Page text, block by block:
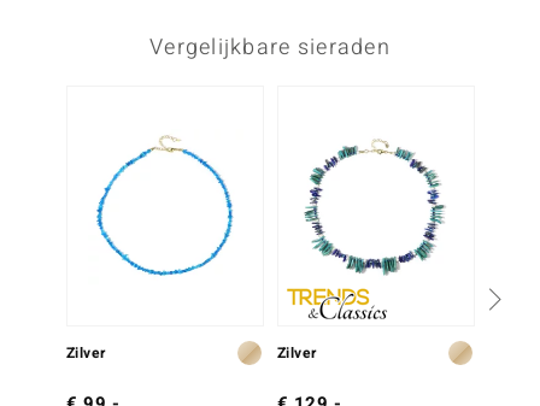
Collection
Vergelijkbare sieraden
Zilver Zilver